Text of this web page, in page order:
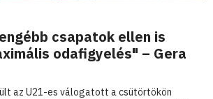
csapatok ellen is
odafigyelés" – Gera
az U21-es válogatott a csütörtökön